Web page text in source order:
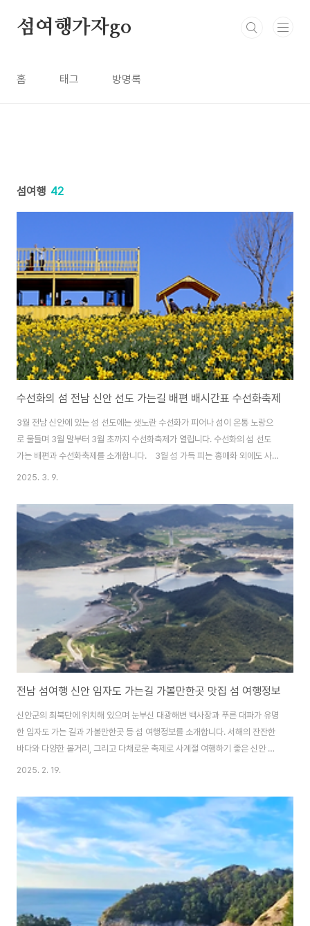
섬여행가자go
홈 태그 방명록
섬여행 42
수선화의 섬 전남 신안 선도 가는길 배편 배시간표 수선화축제
3월 전남 신안에 있는 섬 선도에는 샛노란 수선화가 피어나 섬이 온통 노랑으
로 물들며 3월 말부터 3월 초까지 수선화축제가 열립니다. 수선화의 섬 선도
가는 배편과 수선화축제를 소개합니다. 3월 섬 가득 피는 홍매화 외에도 사계
절 볼거리 가득한 신안 임자도에 대한 정보도 함께 알아보세요. 신안 임자도 가
'압해가룡항여객선터미널'에서 이용할 수 있습니다. ✅ 배 운항 시간표항차기
항지들어가는 배편나오는 배편출발도착출발도착1항차가 룡07:50--09:30
매 화08:1008:07--마 산08:3008:27--선 도08:4508:42--신 월
09:0508:58--고 이-09:1009:15-2항차가 룡10:40--12:21고 이10..
2025. 3. 9.
전남 섬여행 신안 임자도 가는길 가볼만한곳 맛집 섬 여행정보
신안군의 최북단에 위치해 있으며 눈부신 대광해변 백사장과 푸른 대파가 유명
한 임자도 가는 길과 가볼만한곳 등 섬 여행정보를 소개합니다. 서해의 잔잔한
바다와 다양한 볼거리, 그리고 다채로운 축제로 사계절 여행하기 좋은 신안 임
자도로 섬 여행 떠나보세요. 해안 절벽이 병풍처럼 아름다우며 맨드라미가 섬
도 가는 배편 & 여행 정보 알아보기 임자도 가는길임자도는 신안군의 최북단
에 위치해 있으며 2021년 9월 24일 '임자대교'가 개통되면서 차량통행이 가
능해져 쉽게 방문할 수 있게 되었습니다. ✴️ 신안~목포 간 공영버스 이용임자~
목포간 공영버스를 운행하고 있습니다. - 버스번호 : 3004번 - 운행노선 : 임
자(대광)..
2025. 2. 19.